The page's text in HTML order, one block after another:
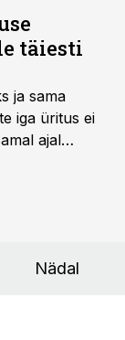
täiesti
ja sama
iga üritus ei
ajal
mis pakub
Nädal